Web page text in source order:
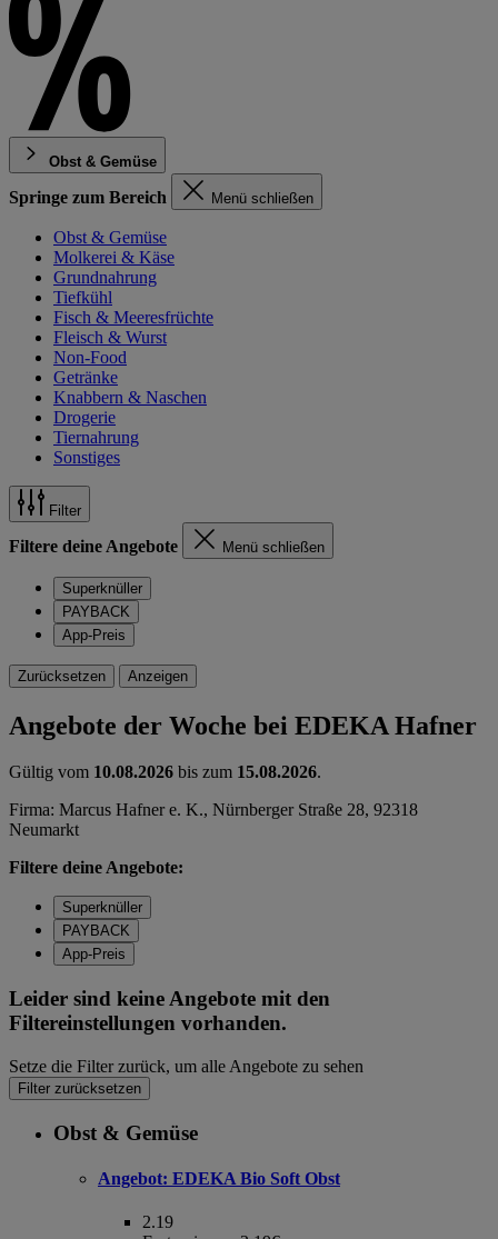
Obst & Gemüse
Springe zum Bereich Menü schließen
Obst & Gemüse
Molkerei & Käse
Grundnahrung
Tiefkühl
Fisch & Meeresfrüchte
Fleisch & Wurst
Non-Food
Getränke
Knabbern & Naschen
Drogerie
Tiernahrung
Sonstiges
Filter
Filtere deine Angebote Menü schließen
Superknüller
PAYBACK
App-Preis
Zurücksetzen Anzeigen
Angebote der Woche bei EDEKA Hafner
Gültig vom 10.08.2026 bis zum 15.08.2026.
Firma: Marcus Hafner e. K., Nürnberger Straße 28, 92318
Neumarkt
Filtere deine Angebote:
Superknüller
PAYBACK
App-Preis
Leider sind keine Angebote mit den
Filtereinstellungen vorhanden.
Setze die Filter zurück, um alle Angebote zu sehen
Filter zurücksetzen
Obst & Gemüse
Angebot: EDEKA Bio Soft Obst
2.19